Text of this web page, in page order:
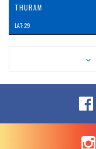
THURAM
LAT: 29